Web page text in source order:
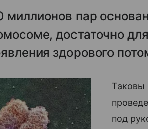
миллионов пар
достаточно
здорового
Таковы
под